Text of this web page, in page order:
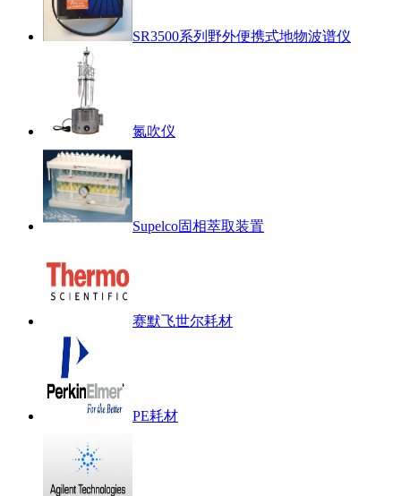
SR3500系列野外便携式地物波谱仪
氮吹仪
Supelco固相萃取装置
赛默飞世尔耗材
PE耗材